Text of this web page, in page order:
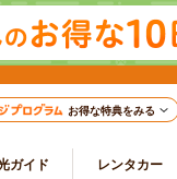
お得な特典をみる
ガイド レンタカー